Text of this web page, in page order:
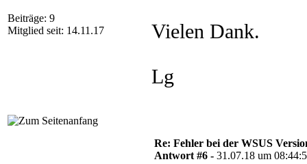
Beiträge: 9
Mitglied seit: 14.11.17
Vielen Dank.
Lg
Re: Fehler bei der WSUS
Antwort #6 - 31.07.18 um